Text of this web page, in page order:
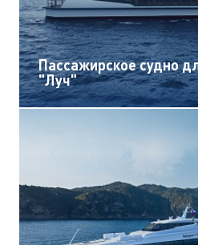
Пассажирское судно
"Луч"